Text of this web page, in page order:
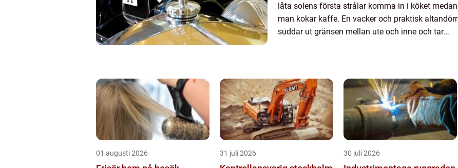
låta solens första strålar komma in i köket medan
man kokar kaffe. En vacker och praktisk altandörr
suddar ut gränsen mellan ute och inne och tar
01 augusti 2026 31 juli 2026 30 juli 2026